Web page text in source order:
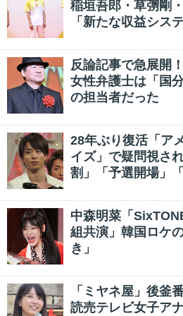
稲垣吾郎・草彅剛
「新たな収益システ
反論記事で急展開
女性弁護士は「国
の担当者だった
28年ぶり復活「ア
イズ」で疑問視さ
割」「予選開場」
中森明菜「
組共演」韓国ロケ
き」
「ミヤネ屋」後釜
読売テレビ女子ア